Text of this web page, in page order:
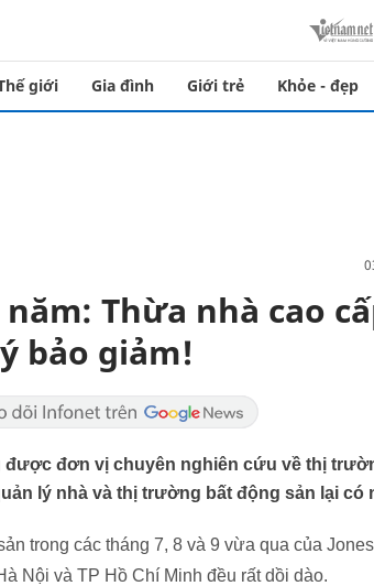
giới Gia đình Giới trẻ Khỏe - đẹp
Thừa nhà cao
bảo giảm!
được đơn vị chuyên nghiên cứu về thị
lý nhà và thị trường bất động sản lại
trong các tháng 7, 8 và 9 vừa qua của
Nội và TP Hồ Chí Minh đều rất dồi dào.